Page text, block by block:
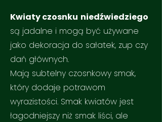
Kwiaty czosnku niedźwiedziego
są jadalne i mogą być używane
jako dekoracja do sałatek, zup czy
dań głównych.
Mają subtelny czosnkowy smak,
który dodaje potrawom
wyrazistości. Smak kwiatów jest
łagodniejszy niż smak liści, ale